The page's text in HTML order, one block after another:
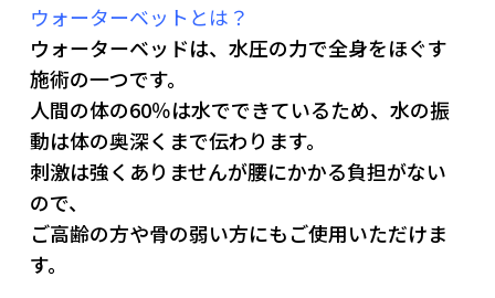
ウォーターベットとは？
ウォーターベッドは、水圧の力で全身をほぐす
施術の一つです。
人間の体の60％は水でできているため、水の振
動は体の奥深くまで伝わります。
刺激は強くありませんが腰にかかる負担がない
ので、
ご高齢の方や骨の弱い方にもご使用いただけま
す。